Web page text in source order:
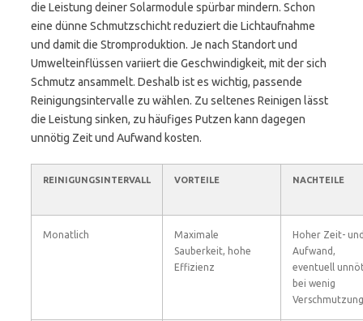
die Leistung deiner Solarmodule spürbar mindern. Schon
eine dünne Schmutzschicht reduziert die Lichtaufnahme
und damit die Stromproduktion. Je nach Standort und
Umwelteinflüssen variiert die Geschwindigkeit, mit der sich
Schmutz ansammelt. Deshalb ist es wichtig, passende
Reinigungsintervalle zu wählen. Zu seltenes Reinigen lässt
die Leistung sinken, zu häufiges Putzen kann dagegen
unnötig Zeit und Aufwand kosten.
REINIGUNGSINTERVALL VORTEILE NACHTEILE
Monatlich
Maximale
Sauberkeit, hohe
Effizienz
Hoher Zeit-
Aufwand,
eventuell
bei wenig
Verschmutzung